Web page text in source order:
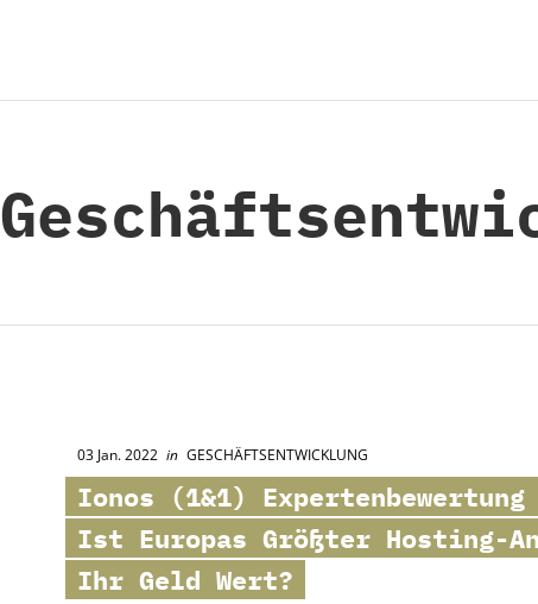
03 Jan. 2022 in GESCHÄFTSENTWICKLUNG
Ionos (1&1) Expertenbewertung
Ist Europas Größter Hosting-
Ihr Geld Wert?